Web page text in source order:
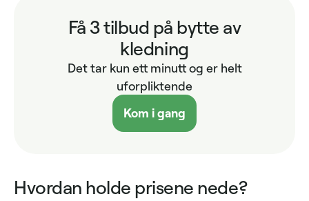
Få 3 tilbud på bytte av
kledning
Det tar kun ett minutt og er helt
uforpliktende
Kom i gang
Hvordan holde prisene nede?